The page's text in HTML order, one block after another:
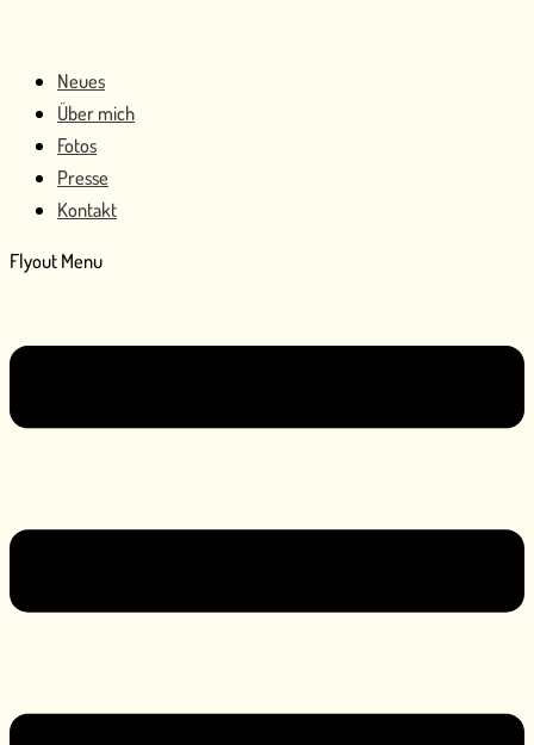
Neues
Über mich
Fotos
Presse
Kontakt
Flyout Menu